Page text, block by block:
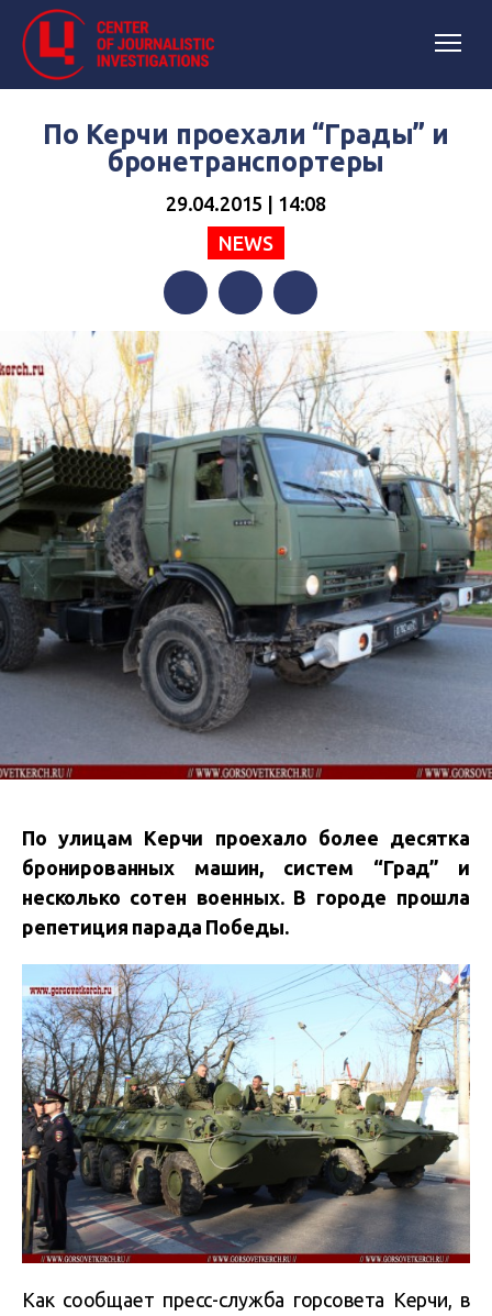
По Керчи проехали “Грады” и
бронетранспортеры
29.04.2015 | 14:08
NEWS
FacebookTwitter Telegram
По улицам Керчи проехало более десятка
бронированных машин, систем “Град” и
несколько сотен военных. В городе прошла
репетиция парада Победы.
Как сообщает пресс-служба горсовета Керчи, в